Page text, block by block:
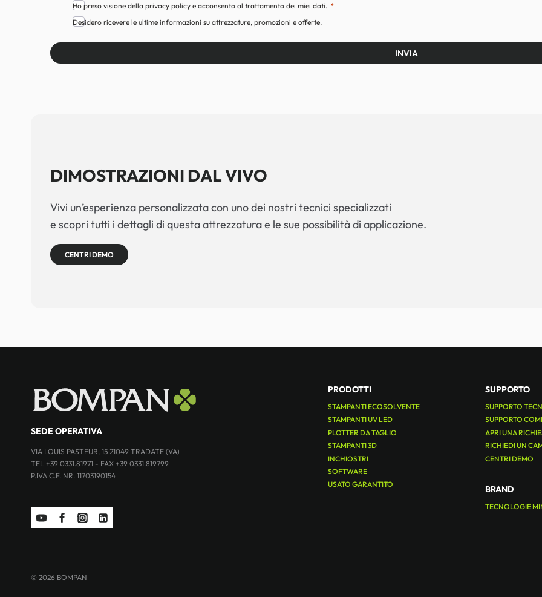
Ho preso visione della privacy policy e acconsento al trattamento dei miei dati.
Desidero ricevere le ultime informazioni su attrezzature, promozioni e offerte.
INVIA
DIMOSTRAZIONI DAL VIVO
Vivi un’esperienza personalizzata con uno dei nostri tecnici specializzati
e scopri tutti i dettagli di questa attrezzatura e le sue possibilità di applicazione.
CENTRI DEMO
SEDE OPERATIVA
VIA LOUIS PASTEUR, 15 21049 TRADATE (VA)
TEL +39 0331.81971 - FAX +39 0331.819799
P.IVA C.F. NR. 11703190154
PRODOTTI
STAMPANTI ECOSOLVENTE
STAMPANTI UV LED
PLOTTER DA TAGLIO
STAMPANTI 3D
INCHIOSTRI
SOFTWARE
USATO GARANTITO
SUPPORTO
SUPPORTO
SUPPORTO
APRI UNA
RICHIEDI UN
CENTRI DEMO
BRAND
TECNOLOGIE
© 2026 BOMPAN